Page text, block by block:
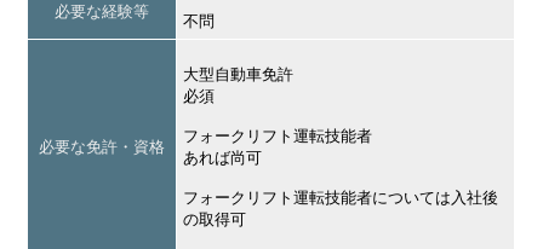
必要な経験等
不問
必要な免許・資格
大型自動車免許
必須
フォークリフト運転技能者
あれば尚可
フォークリフト運転技能者については入社後
の取得可